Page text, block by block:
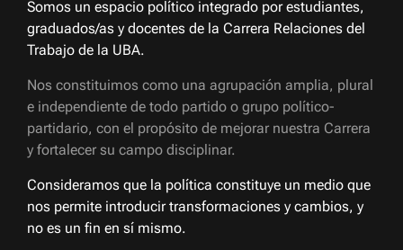
Somos un espacio político integrado por estudiantes,
graduados/as y docentes de la Carrera Relaciones del
Trabajo de la UBA.
Nos constituimos como una agrupación amplia, plural
e independiente de todo partido o grupo político-
partidario, con el propósito de mejorar nuestra Carrera
y fortalecer su campo disciplinar.
Consideramos que la política constituye un medio que
nos permite introducir transformaciones y cambios, y
no es un fin en sí mismo.